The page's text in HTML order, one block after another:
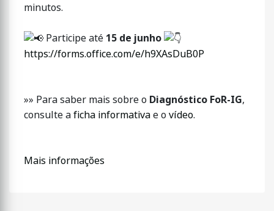
minutos.
Participe até 15 de junho
https://forms.office.com/e/h9XAsDuB0P
»» Para saber mais sobre o Diagnóstico FoR-IG,
consulte aficha informativae ovídeo.
Mais informações